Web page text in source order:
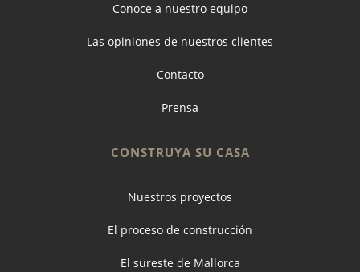
Conoce a nuestro equipo
Las opiniones de nuestros clientes
Contacto
Prensa
CONSTRUYA SU CASA
Nuestros proyectos
El proceso de construcción
El sureste de Mallorca